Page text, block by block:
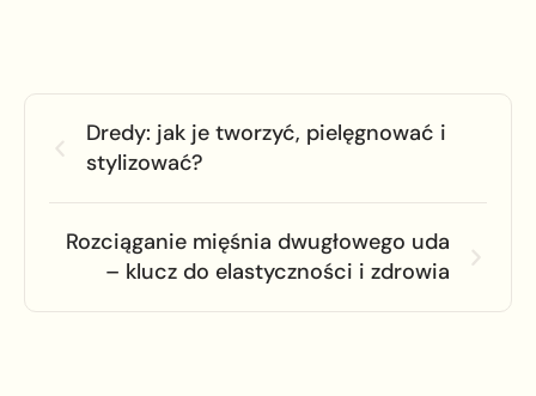
Dredy: jak je tworzyć, pielęgnować i
stylizować?
Rozciąganie mięśnia dwugłowego uda
– klucz do elastyczności i zdrowia